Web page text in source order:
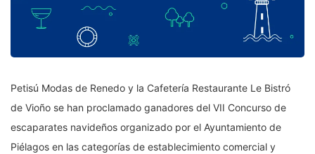
Petisú Modas de Renedo y la Cafetería Restaurante Le Bistró
de Vioño se han proclamado ganadores del VII Concurso de
escaparates navideños organizado por el Ayuntamiento de
Piélagos en las categorías de establecimiento comercial y